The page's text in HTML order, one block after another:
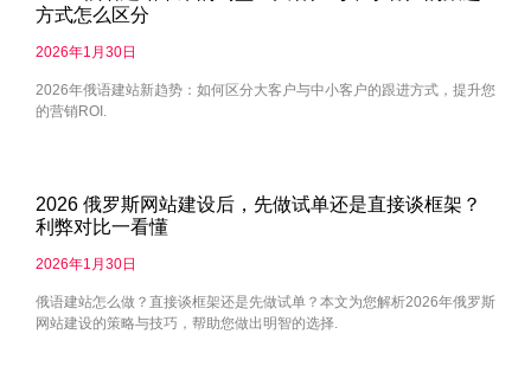
方式怎么区分
2026年1月30日
2026年俄语建站新趋势：如何区分大客户与中小客户的跟进方式，提升您
的营销ROI.
2026 俄罗斯网站建设后，先做试单还是直接谈框架？
利弊对比一看懂
2026年1月30日
俄语建站怎么做？直接谈框架还是先做试单？本文为您解析2026年俄罗斯
网站建设的策略与技巧，帮助您做出明智的选择.